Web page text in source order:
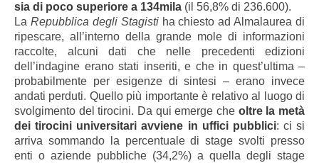
sia di poco superiore a 134mila (il 56,8% di 236.600).
La Repubblica degli Stagistiha chiesto ad Almalaurea di
ripescare, all’interno della grande mole di informazioni
raccolte, alcuni dati che nelle precedenti edizioni
dell’indagine erano stati inseriti, e che in quest’ultima –
probabilmente per esigenze di sintesi – erano invece
andati perduti. Quello più importante è relativo al luogo di
svolgimento del tirocini. Da qui emerge che oltre la metà
dei tirocini universitari avviene in uffici pubblici: ci si
arriva sommando la percentuale di stage svolti presso
enti o aziende pubbliche (34,2%) a quella degli stage